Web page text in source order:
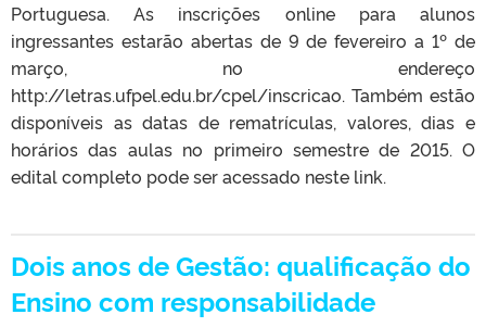
Portuguesa. As inscrições online para alunos
ingressantes estarão abertas de 9 de fevereiro a 1º de
março, no endereço
http://letras.ufpel.edu.br/cpel/inscricao. Também estão
disponíveis as datas de rematrículas, valores, dias e
horários das aulas no primeiro semestre de 2015. O
edital completo pode ser acessado neste link.
Dois anos de Gestão: qualificação do
Ensino com responsabilidade